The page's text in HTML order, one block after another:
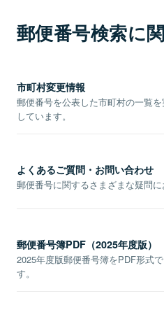
郵便番号検索に
市町村変更情報
郵便番号を公表した市町村の一覧
しています。
よくあるご質問・お問い合わせ
郵便番号に関するさまざまな疑問に
郵便番号簿PDF（2025年度版）
2025年度版郵便番号簿をPDF形式
す。